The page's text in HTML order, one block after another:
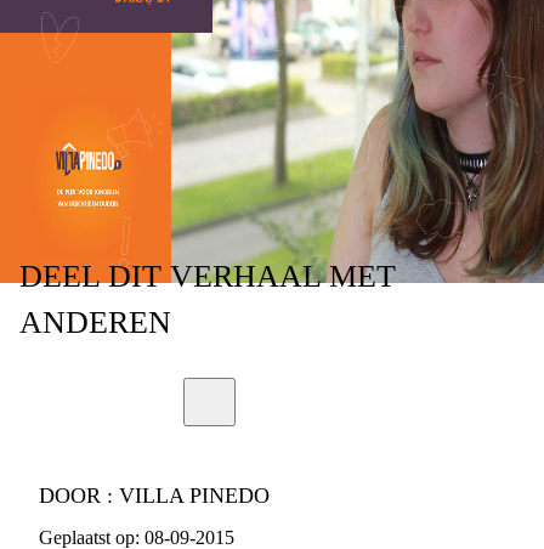
ADVIES AAN
RECHTERS IN NL
DEELDIT VERHAALMET
ANDEREN
DOOR : VILLA PINEDO
Geplaatst op: 08-09-2015